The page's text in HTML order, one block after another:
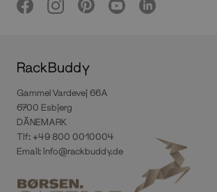
RackBuddy
Gammel Vardevej 66A
6700 Esbjerg
DÄNEMARK
Tlf: +49 800 0010004
Email:info@rackbuddy.de